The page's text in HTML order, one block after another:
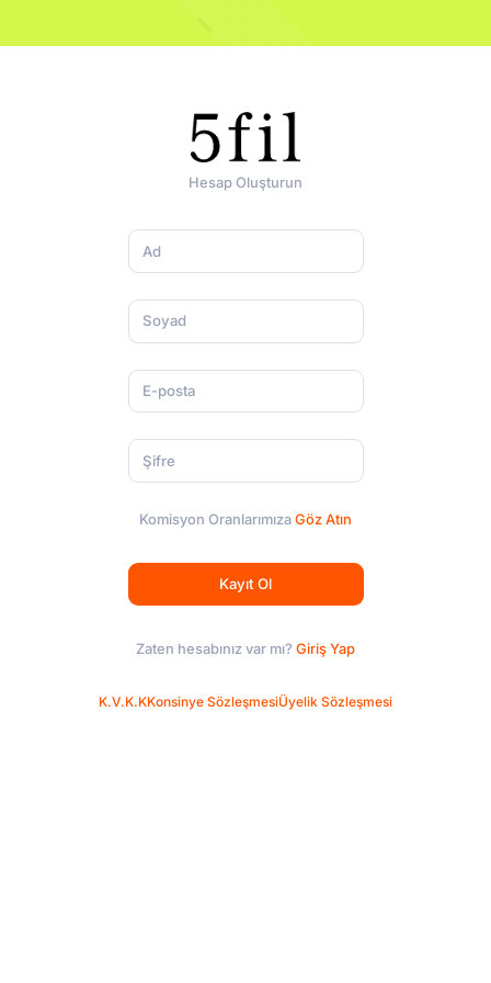
Hesap Oluşturun
Komisyon Oranlarımıza Göz Atın
Kayıt Ol
Zaten hesabınız var mı? Giriş Yap
K.V.K.KKonsinye SözleşmesiÜyelik Sözleşmesi